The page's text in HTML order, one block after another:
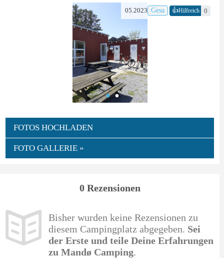
05.2023 Gesa 👍Hilfreich 0
FOTOS HOCHLADEN
FOTO GALLERIE »
0 Rezensionen
Bisher wurden keine Rezensionen zu
diesem Campingplatz abgegeben. Sei
der Erste und teile Deine Erfahrungen
zu Mandø Camping.